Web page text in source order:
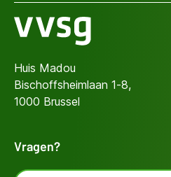
Huis Madou
Bischoffsheimlaan 1-8,
1000 Brussel
Vragen?